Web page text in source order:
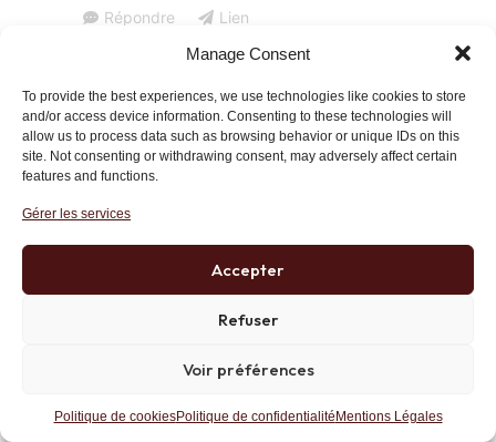
Manage Consent
To provide the best experiences, we use technologies like cookies to store
and/or access device information. Consenting to these technologies will
allow us to process data such as browsing behavior or unique IDs on this
site. Not consenting or withdrawing consent, may adversely affect certain
features and functions.
Gérer les services
Accepter
Refuser
Voir préférences
Politique de cookiesPolitique de confidentialité Mentions Légales
Répondre Lien
Arsene Holmes7 mai 2024 at 18 h 47 min
« Never Argue With Stupid People.
They Will Drag You Down To Their Level and
Then Beat You With Experience »
face à tant d’idiotie.
J’ai arreté de regarder Thinkerview depuis un
moment car le fameux SKY m’insupportait
trop. L’anarcho-gauchiste c’est fatigant au bout